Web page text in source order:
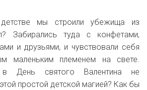
мы строили убежища из
Забирались туда с конфетами,
и друзьями, и чувствовали себя
маленьким племенем на свете.
святого Валентина не
простой детской магией? Как бы